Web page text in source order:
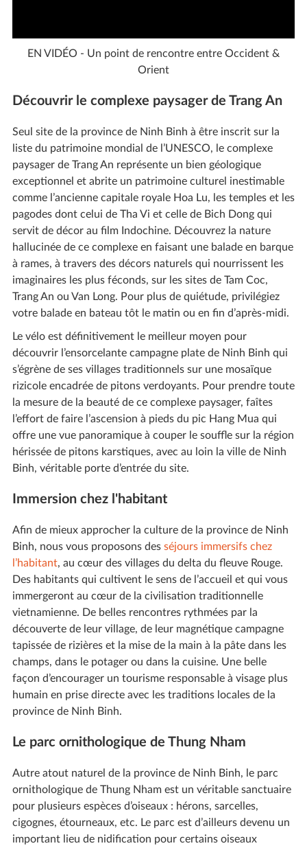
EN VIDÉO - Un point de rencontre entre Occident &
Orient
Découvrir le complexe paysager de Trang An
Seul site de la province de Ninh Binh à être inscrit sur la
liste du patrimoine mondial de l’UNESCO, le complexe
paysager de Trang An représente un bien géologique
exceptionnel et abrite un patrimoine culturel inestimable
comme l’ancienne capitale royale Hoa Lu, les temples et les
pagodes dont celui de Tha Vi et celle de Bich Dong qui
servit de décor au film Indochine. Découvrez la nature
hallucinée de ce complexe en faisant une balade en barque
à rames, à travers des décors naturels qui nourrissent les
imaginaires les plus féconds, sur les sites de Tam Coc,
Trang An ou Van Long. Pour plus de quiétude, privilégiez
votre balade en bateau tôt le matin ou en fin d’après-midi.
Le vélo est définitivement le meilleur moyen pour
découvrir l’ensorcelante campagne plate de Ninh Binh qui
s’égrène de ses villages traditionnels sur une mosaïque
rizicole encadrée de pitons verdoyants. Pour prendre toute
la mesure de la beauté de ce complexe paysager, faîtes
l’effort de faire l’ascension à pieds du pic Hang Mua qui
offre une vue panoramique à couper le souffle sur la région
hérissée de pitons karstiques, avec au loin la ville de Ninh
Binh, véritable porte d’entrée du site.
Immersion chez l'habitant
Afin de mieux approcher la culture de la province de Ninh
Binh, nous vous proposons des séjours immersifs chez
l’habitant, au cœur des villages du delta du fleuve Rouge.
Des habitants qui cultivent le sens de l’accueil et qui vous
immergeront au cœur de la civilisation traditionnelle
vietnamienne. De belles rencontres rythmées par la
découverte de leur village, de leur magnétique campagne
tapissée de rizières et la mise de la main à la pâte dans les
champs, dans le potager ou dans la cuisine. Une belle
façon d’encourager un tourisme responsable à visage plus
humain en prise directe avec les traditions locales de la
province de Ninh Binh.
Le parc ornithologique de Thung Nham
Autre atout naturel de la province de Ninh Binh, le parc
ornithologique de Thung Nham est un véritable sanctuaire
pour plusieurs espèces d’oiseaux : hérons, sarcelles,
cigognes, étourneaux, etc. Le parc est d’ailleurs devenu un
important lieu de nidification pour certains oiseaux